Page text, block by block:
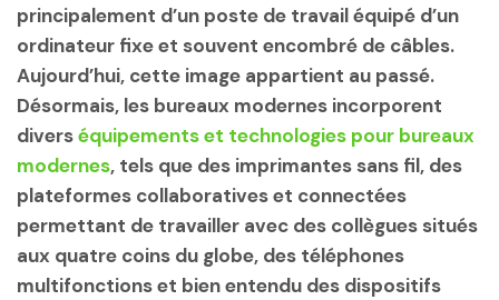
principalement d’un poste de travail équipé d’un
ordinateur fixe et souvent encombré de câbles.
Aujourd’hui, cette image appartient au passé.
Désormais, les bureaux modernes incorporent
diverséquipements et technologies pour bureaux
modernes, tels que des imprimantes sans fil, des
plateformes collaboratives et connectées
permettant de travailler avec des collègues situés
aux quatre coins du globe, des téléphones
multifonctions et bien entendu des dispositifs